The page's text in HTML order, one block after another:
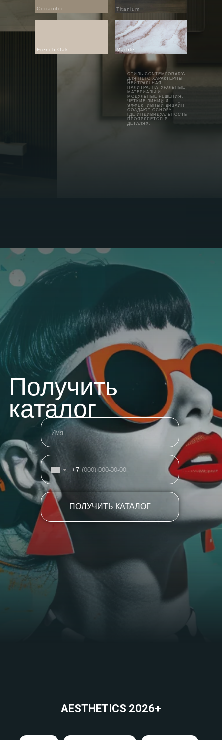
СТИЛЬ CONTEMPORARY-
ДЛЯ НЕГО ХАРАКТЕРНЫ
НЕЙТРАЛЬНАЯ
ПАЛИТРА, НАТУРАЛЬНЫЕ
МАТЕРИАЛЫ И
МОДУЛЬНЫЕ РЕШЕНИЯ.
ЧЕТКИЕ ЛИНИИ И
ЭФФЕКТИВНЫЙ ДИЗАЙН
СОЗДАЮТ ОСНОВУ,
ГДЕ ИНДИВИДУАЛЬНОСТЬ
ПРОЯВЛЯЕТСЯ В
ДЕТАЛЯХ.
Titanium
Marble
Coriander
French Oak
Получить
каталог
+7
ПОЛУЧИТЬ КАТАЛОГ
AESTHETICS 2026+